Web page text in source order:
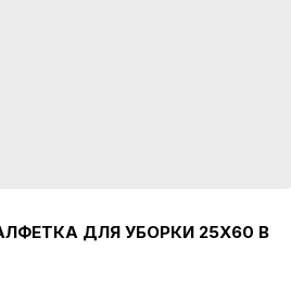
ДЛЯ УБОРКИ 25Х60 В